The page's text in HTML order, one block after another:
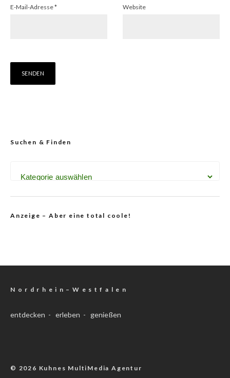
E-Mail-Adresse* Website
Suchen & Finden
Anzeige – Aber eine total coole!
N o r d r h e i n – W e s t f a l e n
entdecken - erleben - genießen
© 2026 Kuhnes MultiMedia Agentur